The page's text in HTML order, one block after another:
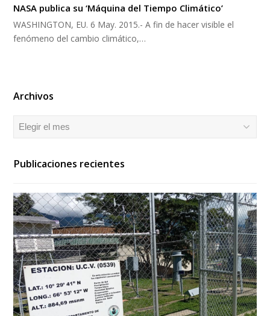
NASA publica su ‘Máquina del Tiempo Climático’
WASHINGTON, EU. 6 May. 2015.- A fin de hacer visible el
fenómeno del cambio climático,…
Archivos
Archivos
Publicaciones recientes